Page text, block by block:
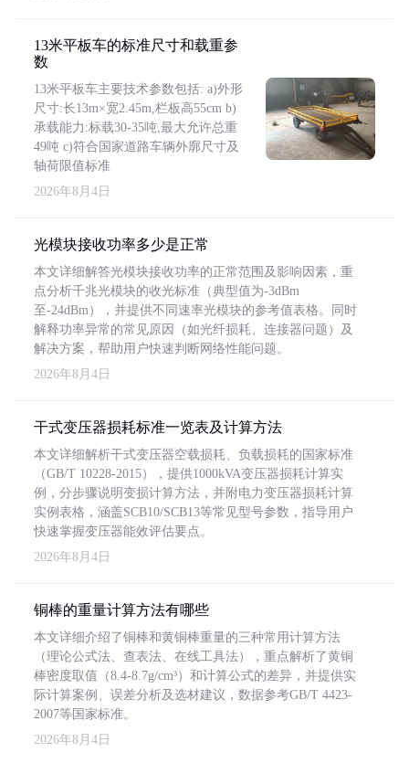
13米平板车的标准尺寸和载重参
数
13米平板车主要技术参数包括: a)外形
尺寸:长13m×宽2.45m,栏板高55cm b)
承载能力:标载30-35吨,最大允许总重
49吨 c)符合国家道路车辆外廓尺寸及
轴荷限值标准
2026年8月4日
光模块接收功率多少是正常
本文详细解答光模块接收功率的正常范围及影响因素，重
点分析千兆光模块的收光标准（典型值为-3dBm
至-24dBm），并提供不同速率光模块的参考值表格。同时
解释功率异常的常见原因（如光纤损耗、连接器问题）及
解决方案，帮助用户快速判断网络性能问题。
2026年8月4日
干式变压器损耗标准一览表及计算方法
本文详细解析干式变压器空载损耗、负载损耗的国家标准
（GB/T 10228-2015），提供1000kVA变压器损耗计算实
例，分步骤说明变损计算方法，并附电力变压器损耗计算
实例表格，涵盖SCB10/SCB13等常见型号参数，指导用户
快速掌握变压器能效评估要点。
2026年8月4日
铜棒的重量计算方法有哪些
本文详细介绍了铜棒和黄铜棒重量的三种常用计算方法
（理论公式法、查表法、在线工具法），重点解析了黄铜
棒密度取值（8.4-8.7g/cm³）和计算公式的差异，并提供实
际计算案例、误差分析及选材建议，数据参考GB/T 4423-
2007等国家标准。
2026年8月4日